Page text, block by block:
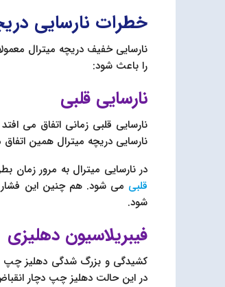
خطرات نارسایی
نارسایی خفیف دریچه میترال
را باعث شود:
نارسایی قلبی
نارسایی قلبی زمانی اتفاق می
نارسایی دریچه میترال همین
در نارسایی میترال به مرور
قلبی می شود. هم چنین این
شود.
فیبریلاسیون دهلیزی
کشیدگی و بزرگ شدگی دهلیز
در این حالت دهلیز چپ دچار